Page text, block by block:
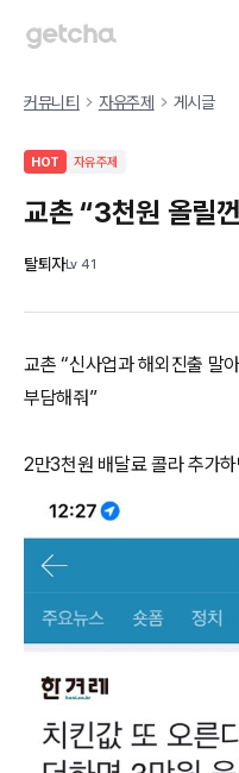
커뮤니티 자유주제 게시글
HOT 자유주제
교촌 “3천원 올릴
탈퇴자Lv41
교촌 “신사업과 해외진출 말
부담해줘”
2만3천원 배달료 콜라 추가